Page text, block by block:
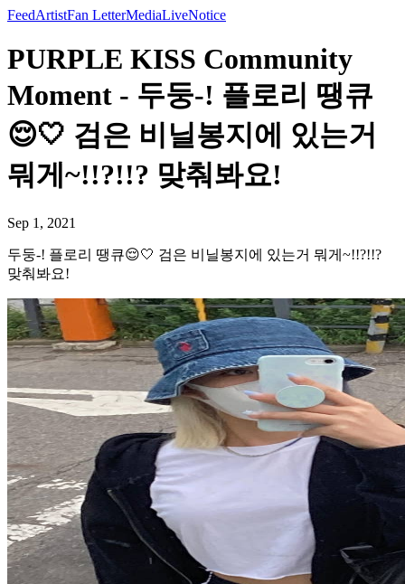
FeedArtistFan LetterMediaLiveNotice
PURPLE KISS Community
Moment - 두둥-! 플로리 땡큐
😌🤍 검은 비닐봉지에 있는거
뭐게~!!?!!? 맞춰봐요!
Sep 1, 2021
두둥-! 플로리 땡큐😌🤍 검은 비닐봉지에 있는거 뭐게~!!?!!?
맞춰봐요!